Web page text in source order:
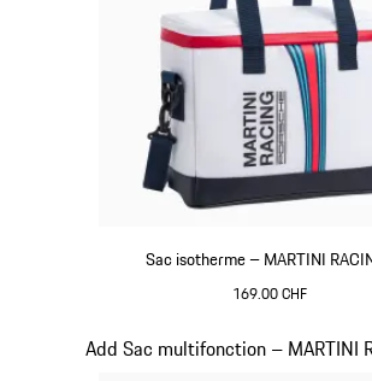
Sac isotherme – MARTINI
169.00 CHF
Add Sac multifonction – MARTINI
Diapositive 17 sur 20